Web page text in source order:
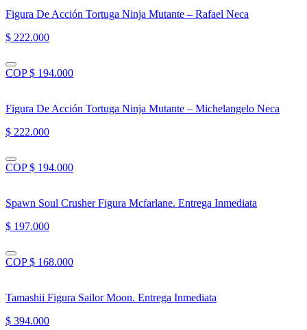
Figura De Acción Tortuga Ninja Mutante – Rafael Neca
$ 222.000
COP $ 194.000
Figura De Acción Tortuga Ninja Mutante – Michelangelo Neca
$ 222.000
COP $ 194.000
Spawn Soul Crusher Figura Mcfarlane. Entrega Inmediata
$ 197.000
COP $ 168.000
Tamashii Figura Sailor Moon. Entrega Inmediata
$ 394.000